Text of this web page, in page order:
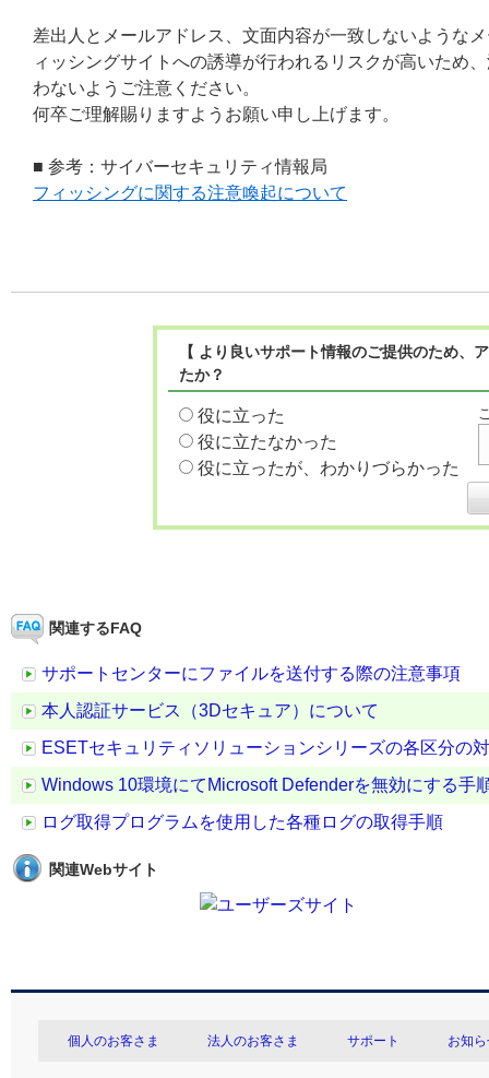
差出人とメールアドレス、文面内容が一致しないような
ィッシングサイトへの誘導が行われるリスクが高いため
わないようご注意ください。
何卒ご理解賜りますようお願い申し上げます。
■ 参考：サイバーセキュリティ情報局
フィッシングに関する注意喚起について
【 より良いサポート情報のご提供のため
たか？
役に立った
役に立たなかった
役に立ったが、わかりづらかった
関連するFAQ
サポートセンターにファイルを送付する際の注意事項
本人認証サービス（3Dセキュア）について
ESETセキュリティソリューションシリーズの各区分の
Windows 10環境にてMicrosoft Defenderを無効にする手
ログ取得プログラムを使用した各種ログの取得手順
関連Webサイト
個人のお客さま 法人のお客さま サポート お知